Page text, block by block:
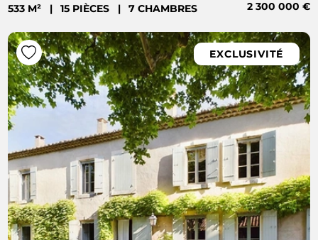
533 M² | 15 PIÈCES | 7 CHAMBRES 2 300 000 €
EXCLUSIVITÉ